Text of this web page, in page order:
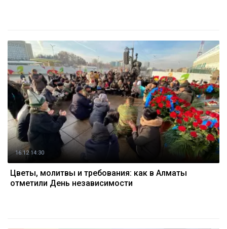
16.12 14:30
Цветы, молитвы и требования: как в Алматы
отметили День независимости